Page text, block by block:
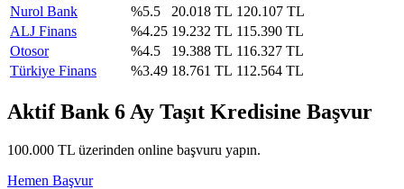
Nurol Bank
%5.5 20.018 TL 120.107 TL
ALJ Finans
%4.25 19.232 TL 115.390 TL
Otosor
%4.5 19.388 TL 116.327 TL
Türkiye Finans
%3.49 18.761 TL 112.564 TL
Aktif Bank 6 Ay Taşıt Kredisine Başvur
100.000 TL üzerinden online başvuru yapın.
Hemen Başvur